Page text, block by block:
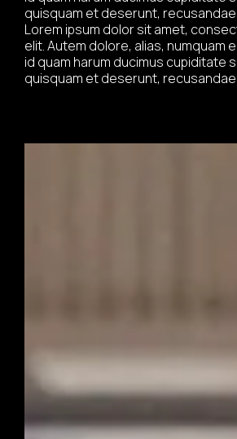
quisquam et deserunt, recusandae.
Lorem ipsum dolor sit amet,
elit. Autem dolore, alias, numquam
id quam harum ducimus cupiditate
quisquam et deserunt, recusandae.